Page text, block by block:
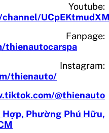
thienautocarspa
thienauto/
@thienauto
Hợp, Phường Phú Hữu,